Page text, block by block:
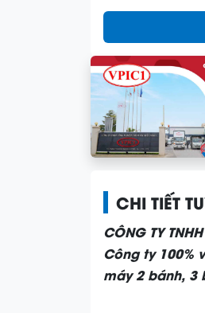
CHI TIẾT
CÔNG TY
Công ty 100%
máy 2 bánh, 3